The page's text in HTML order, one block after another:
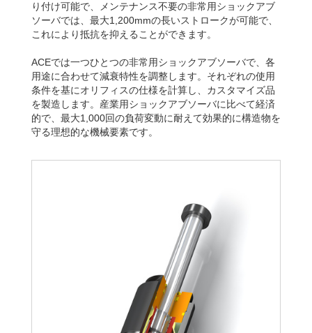
り付け可能で、メンテナンス不要の非常用ショックアブ
ソーバでは、最大1,200mmの長いストロークが可能で、
これにより抵抗を抑えることができます。
ACEでは一つひとつの非常用ショックアブソーバで、各
用途に合わせて減衰特性を調整します。それぞれの使用
条件を基にオリフィスの仕様を計算し、カスタマイズ品
を製造します。産業用ショックアブソーバに比べて経済
的で、最大1,000回の負荷変動に耐えて効果的に構造物を
守る理想的な機械要素です。